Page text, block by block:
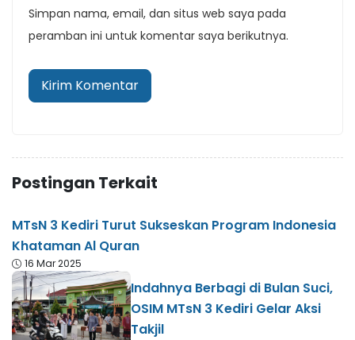
Simpan nama, email, dan situs web saya pada
peramban ini untuk komentar saya berikutnya.
Postingan Terkait
MTsN 3 Kediri Turut Sukseskan Program Indonesia
Khataman Al Quran
16 Mar 2025
Indahnya Berbagi di Bulan Suci,
OSIM MTsN 3 Kediri Gelar Aksi
Takjil